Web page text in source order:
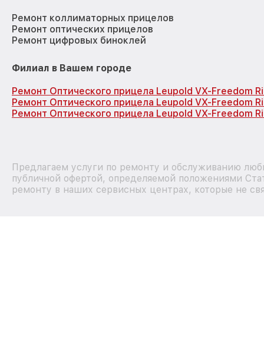
Ремонт коллиматорных прицелов
Ремонт оптических прицелов
Ремонт цифровых биноклей
Филиал в Вашем городе
Ремонт Оптического прицела Leupold VX-Freedom
Ремонт Оптического прицела Leupold VX-Freedom
Ремонт Оптического прицела Leupold VX-Freedom
Предлагаем услуги по ремонту и обслуживанию
публичной офертой, определяемой положениями
ремонту в наших сервисных центрах, которые не